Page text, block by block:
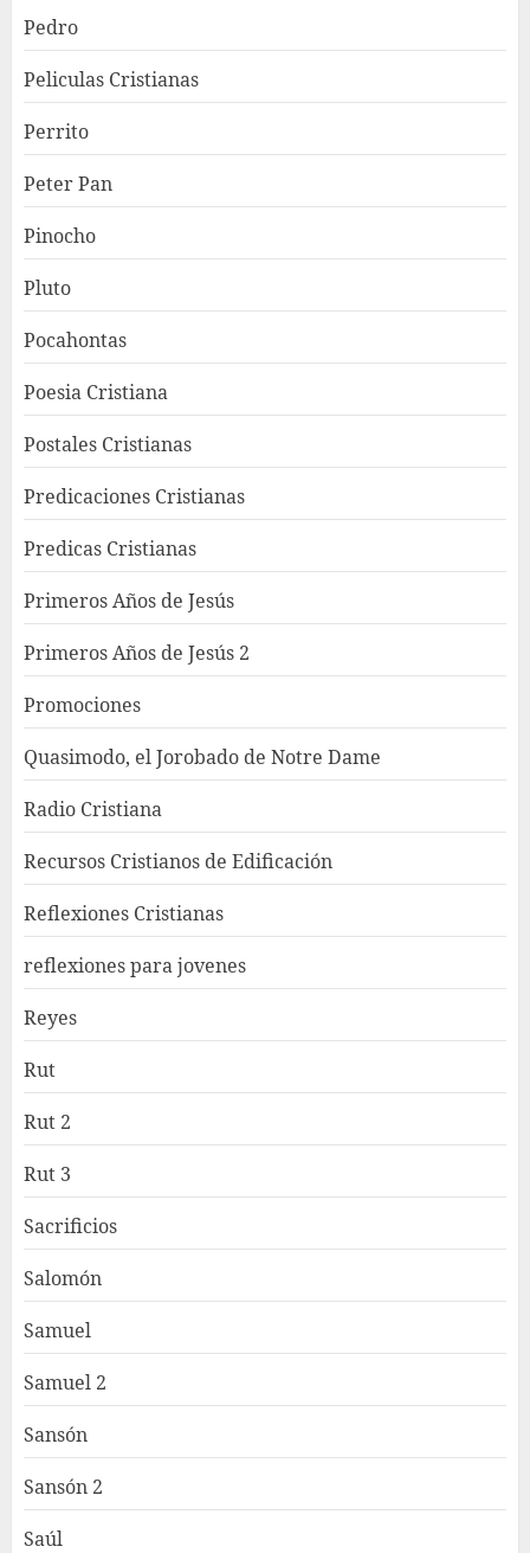
Pedro
Peliculas Cristianas
Perrito
Peter Pan
Pinocho
Pluto
Pocahontas
Poesia Cristiana
Postales Cristianas
Predicaciones Cristianas
Predicas Cristianas
Primeros Años de Jesús
Primeros Años de Jesús 2
Promociones
Quasimodo, el Jorobado de Notre Dame
Radio Cristiana
Recursos Cristianos de Edificación
Reflexiones Cristianas
reflexiones para jovenes
Reyes
Rut
Rut 2
Rut 3
Sacrificios
Salomón
Samuel
Samuel 2
Sansón
Sansón 2
Saúl